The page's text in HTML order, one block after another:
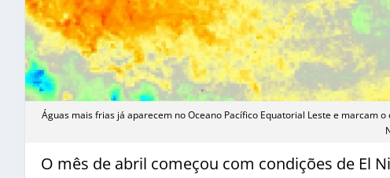
Águas mais frias já aparecem no Oceano Pacífico Equatorial Leste e marcam
O mês de abril começou com condições de El